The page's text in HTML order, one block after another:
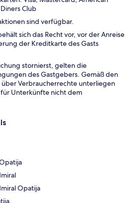
Club
sind verfügbar.
sich das Recht vor, vor der Anreise
der Kreditkarte des Gasts
stornierst, gelten die
des Gastgebers. Gemäß den
Verbraucherrechte unterliegen
Unterkünfte nicht dem
Opatija